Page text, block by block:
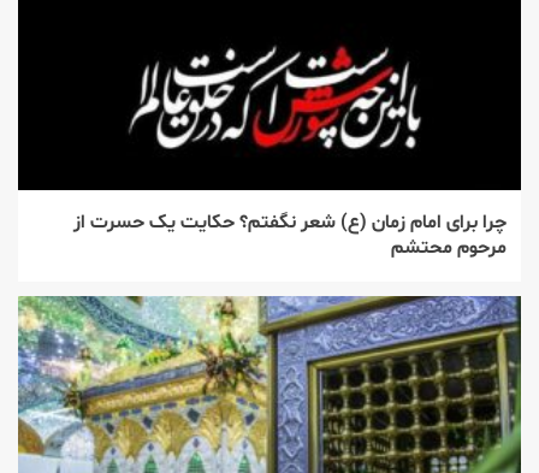
چرا برای امام زمان (ع) شعر نگفتم؟ حکایت یک حسرت از
مرحوم محتشم